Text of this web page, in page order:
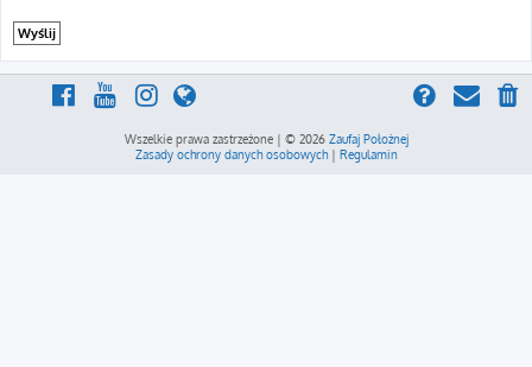
Wszelkie prawa zastrzeżone | © 2026 Zaufaj Położnej
Zasady ochrony danych osobowych| Regulamin